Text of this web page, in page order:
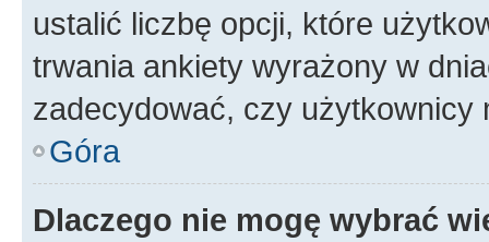
ustalić liczbę opcji, które
trwania ankiety wyrażony w
zadecydować, czy użytkownicy
Góra
Dlaczego nie mogę wybrać